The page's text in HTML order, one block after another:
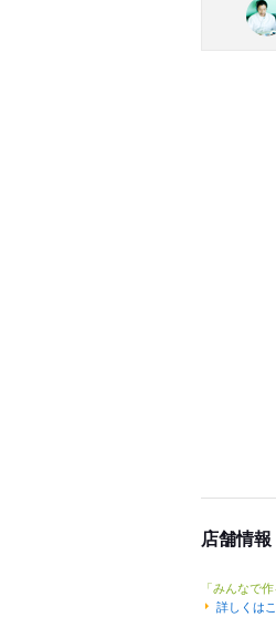
店舗情報
「みんなで
詳しくは